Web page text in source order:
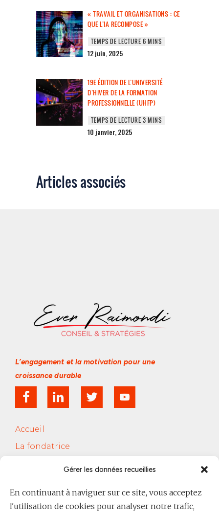
Gérer les données recueillies
En continuant à naviguer sur ce site, vous acceptez
l'utilisation de cookies pour analyser notre trafic,
« TRAVAIL ET ORGANISATIONS : CE
QUE L’IA RECOMPOSE »
12 juin, 2025
19E ÉDITION DE L’UNIVERSITÉ
D’HIVER DE LA FORMATION
PROFESSIONNELLE (UHFP)
10 janvier, 2025
Articles associés
L’engagement et la motivationpour une
croissance durable
Accueil
La fondatrice
Blog Les RH